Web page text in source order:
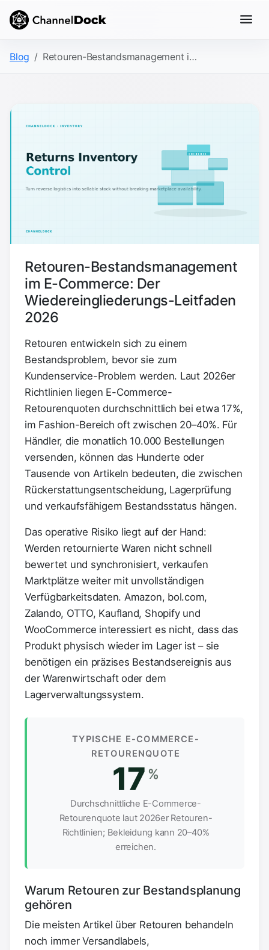
Blog Retouren-Bestandsmanagement im E-Commerce: Der Wiedereingliederungs-Leitfaden 2026
Retouren-Bestandsmanagement
im E-Commerce: Der
Wiedereingliederungs-Leitfaden
2026
Retouren entwickeln sich zu einem
Bestandsproblem, bevor sie zum
Kundenservice-Problem werden. Laut 2026er
Richtlinien liegen E-Commerce-
Retourenquoten durchschnittlich bei etwa 17%,
im Fashion-Bereich oft zwischen 20–40%. Für
Händler, die monatlich 10.000 Bestellungen
versenden, können das Hunderte oder
Tausende von Artikeln bedeuten, die zwischen
Rückerstattungsentscheidung, Lagerprüfung
und verkaufsfähigem Bestandsstatus hängen.
Das operative Risiko liegt auf der Hand:
Werden retournierte Waren nicht schnell
bewertet und synchronisiert, verkaufen
Marktplätze weiter mit unvollständigen
Verfügbarkeitsdaten. Amazon, bol.com,
Zalando, OTTO, Kaufland, Shopify und
WooCommerce interessiert es nicht, dass das
Produkt physisch wieder im Lager ist – sie
benötigen ein präzises Bestandsereignis aus
der Warenwirtschaft oder dem
Lagerverwaltungssystem.
TYPISCHE E-COMMERCE-
RETOURENQUOTE
17 %
Durchschnittliche E-Commerce-
Retourenquote laut 2026er Retouren-
Richtlinien; Bekleidung kann 20–40%
erreichen.
Warum Retouren zur Bestandsplanung
gehören
Die meisten Artikel über Retouren behandeln
noch immer Versandlabels,